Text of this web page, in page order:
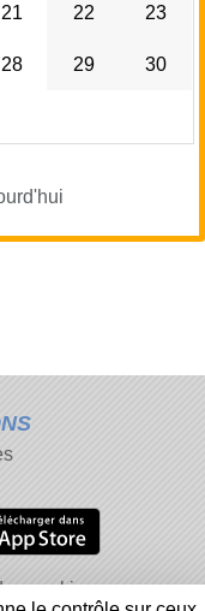
21 22 23
28 29 30
cookies